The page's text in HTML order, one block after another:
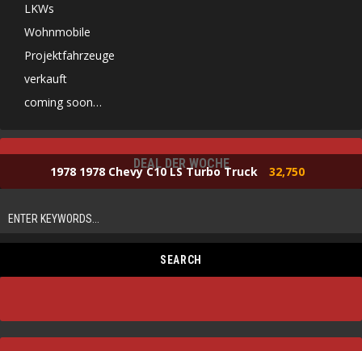
LKWs
Wohnmobile
Projektfahrzeuge
verkauft
coming soon…
DEAL DER WOCHE
1978 1978 Chevy C10 LS Turbo Truck 32,750